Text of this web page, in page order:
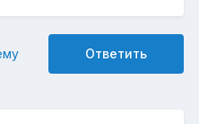
Ответить